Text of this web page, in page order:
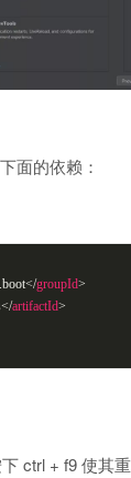
面的依赖：
</groupId>
</artifactId>
ctrl + f9 使其